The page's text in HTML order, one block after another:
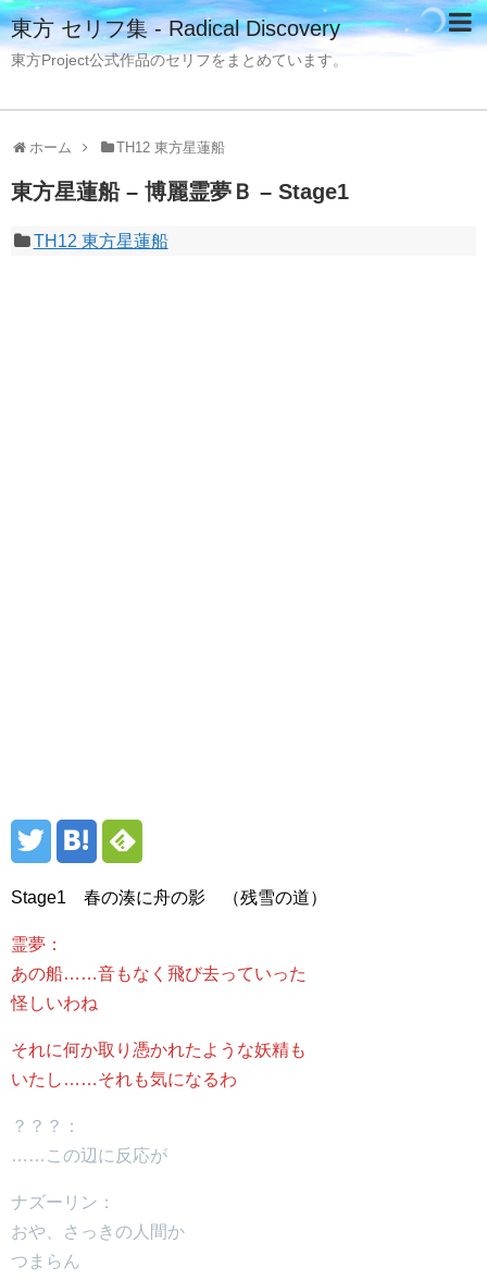
東方 セリフ集 - Radical Discovery
東方Project公式作品のセリフをまとめています。
ホーム TH12 東方星蓮船
東方星蓮船 – 博麗霊夢Ｂ – Stage1
TH12 東方星蓮船
Stage1 春の湊に舟の影 （残雪の道）
霊夢：
あの船……音もなく飛び去っていった
怪しいわね
それに何か取り憑かれたような妖精も
いたし……それも気になるわ
？？？：
……この辺に反応が
ナズーリン：
おや、さっきの人間か
つまらん